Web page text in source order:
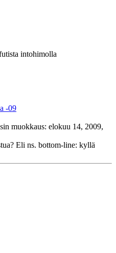
intohimolla
-09
muokkaus: elokuu 14, 2009,
Eli ns. bottom-line: kyllä